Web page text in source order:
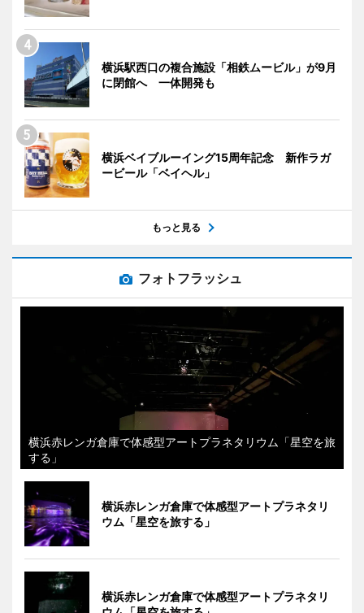
横浜駅西口の複合施設「相鉄ムービル」が9月
に閉館へ 一体開発も
横浜ベイブルーイング15周年記念 新作ラガ
ービール「ベイヘル」
もっと見る
フォトフラッシュ
横浜赤レンガ倉庫で体感型アートプラネタリウム「星空を旅
する」
横浜赤レンガ倉庫で体感型アートプラネタリ
ウム「星空を旅する」
横浜赤レンガ倉庫で体感型アートプラネタリ